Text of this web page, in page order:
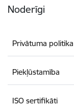
Noderīgi
Privātuma politika
Piekļūstamība
ISO sertifikāti